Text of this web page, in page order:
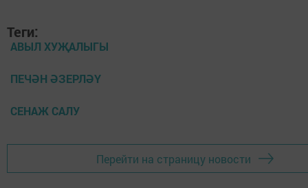
Теги:
АВЫЛ ХУҖАЛЫГЫ
ПЕЧӘН ӘЗЕРЛӘҮ
СЕНАЖ САЛУ
Перейти на страницу новости